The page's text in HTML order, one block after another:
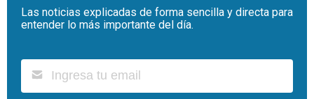
Las noticias explicadas de forma sencilla y directa para
entender lo más importante del día.